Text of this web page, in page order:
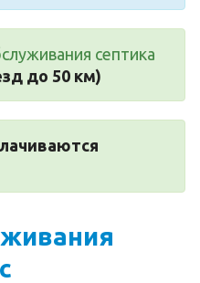
септика
до 50 км)